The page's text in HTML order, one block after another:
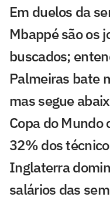
Em duelos da
Mbappé são os
buscados;
Palmeiras bate
mas segue
Copa do Mundo
32% dos
Inglaterra
salários das